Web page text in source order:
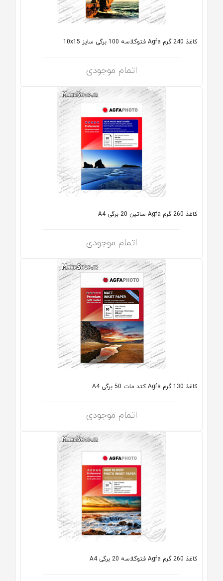
کاغذ 240 گرم Agfa فتوگلاسه 100 برگی سایز 10x15
اتمام موجودی
کاغذ 260 گرم Agfa ساتین 20 برگی A4
اتمام موجودی
کاغذ 130 گرم Agfa کتد مات 50 برگی A4
اتمام موجودی
کاغذ 260 گرم Agfa فتوگلاسه 20 برگی A4